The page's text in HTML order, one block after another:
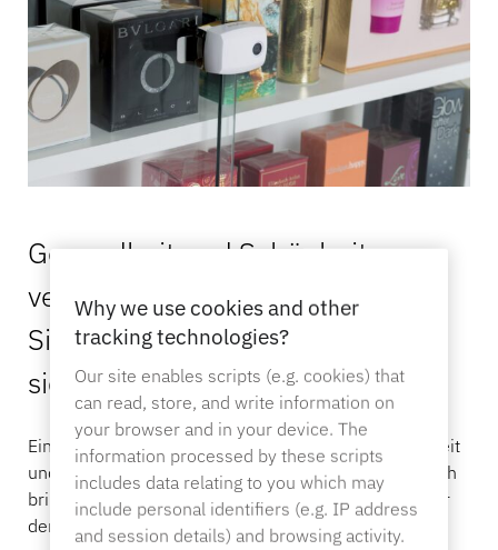
Gesundheit und Schönheit
verkaufen sich anders. Und die
Sicherheitsmaßnahmen sollten
sich daran anpassen.
Ein Grund dafür, dass Diebstahl im Bereich Gesundheit
und Schönheit besondere Herausforderungen mit sich
bringt, ist, dass diese Kategorie von weit mehr als nur
der Produktverfügbarkeit abhängt.
Why we use cookies and other
tracking technologies?
Our site enables scripts (e.g. cookies) that
can read, store, and write information on
your browser and in your device. The
information processed by these scripts
includes data relating to you which may
include personal identifiers (e.g. IP address
and session details) and browsing activity.